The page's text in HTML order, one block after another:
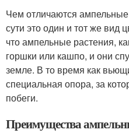
Чем отличаются
сути это один и тот же вид
что ампельные растения,
горшки или кашпо, и они
земле. В то время как
специальная опора, за
побеги.
Преимущества